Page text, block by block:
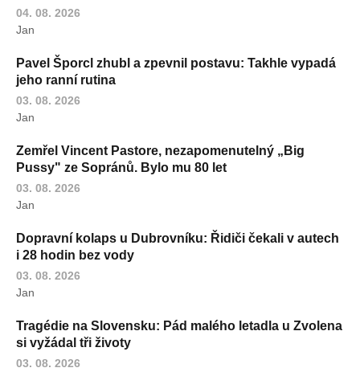
04. 08. 2026
Jan
Pavel Šporcl zhubl a zpevnil postavu: Takhle vypadá
jeho ranní rutina
03. 08. 2026
Jan
Zemřel Vincent Pastore, nezapomenutelný „Big
Pussy" ze Sopránů. Bylo mu 80 let
03. 08. 2026
Jan
Dopravní kolaps u Dubrovníku: Řidiči čekali v autech
i 28 hodin bez vody
03. 08. 2026
Jan
Tragédie na Slovensku: Pád malého letadla u Zvolena
si vyžádal tři životy
03. 08. 2026